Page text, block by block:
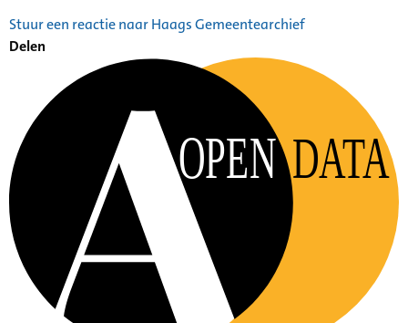
Stuur een reactie naar Haags Gemeentearchief
Delen
OPEN DATA